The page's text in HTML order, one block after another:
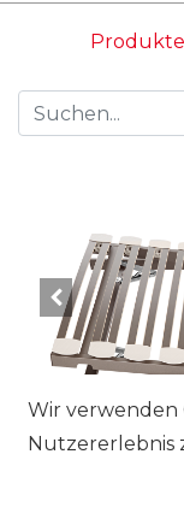
Produkte
Wir verwenden
Nutzererlebnis